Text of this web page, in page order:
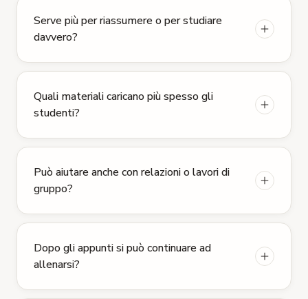
Serve più per riassumere o per studiare
davvero?
Quali materiali caricano più spesso gli
studenti?
Può aiutare anche con relazioni o lavori di
gruppo?
Dopo gli appunti si può continuare ad
allenarsi?